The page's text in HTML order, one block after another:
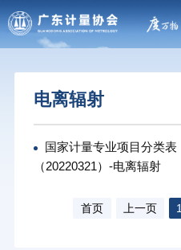
电离辐射
国家计量专业项目分类表
（20220321）-电离辐射
首页 上一页 1